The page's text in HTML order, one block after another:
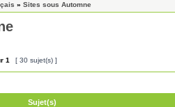
» Sites sous Automne
1 [ 30 sujet(s) ]
Sujet(s)